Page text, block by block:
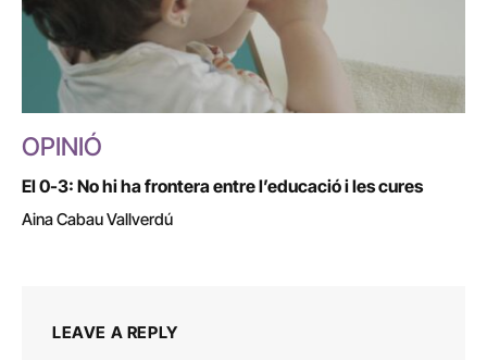
OPINIÓ
El 0-3: No hi ha frontera entre l’educació i les cures
Aina Cabau Vallverdú
LEAVE A REPLY